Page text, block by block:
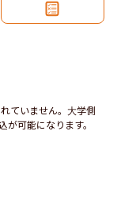
ていません。大学側
可能になります。